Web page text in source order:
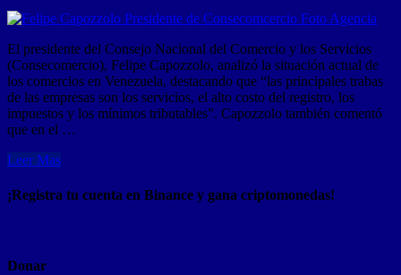
El presidente del Consejo Nacional del Comercio y los Servicios
(Consecomercio), Felipe Capozzolo, analizó la situación actual de
los comercios en Venezuela, destacando que “las principales trabas
de las empresas son los servicios, el alto costo del registro, los
impuestos y los mínimos tributables”. Capozzolo también comentó
que en el …
Leer Mas
¡Registra tu cuenta en Binance y gana criptomonedas!
Donar